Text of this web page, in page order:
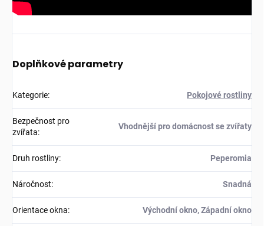
Doplňkové parametry
Kategorie: Pokojové rostliny
Bezpečnost pro
zvířata:
Vhodnější pro domácnost se zvířaty
Druh rostliny: Peperomia
Náročnost: Snadná
Orientace okna: Východní okno, Západní okno